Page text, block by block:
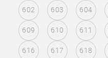
602 603 604
609 610 611
616 617 618